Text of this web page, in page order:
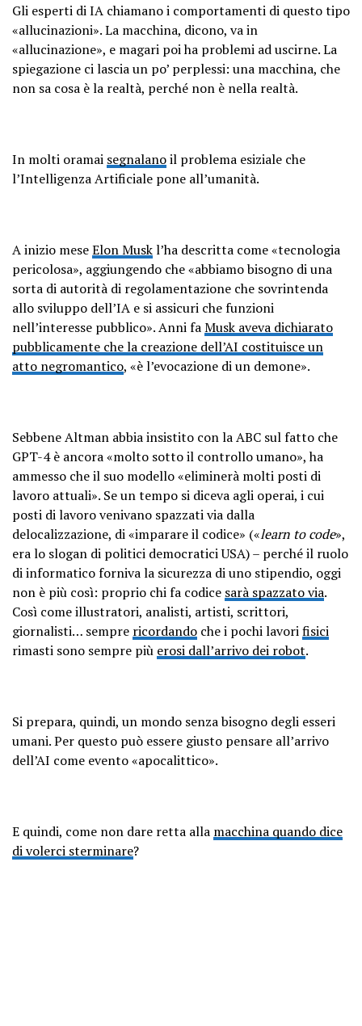
Gli esperti di IA chiamano i comportamenti di questo tipo
«allucinazioni». La macchina, dicono, va in
«allucinazione», e magari poi ha problemi ad uscirne. La
spiegazione ci lascia un po’ perplessi: una macchina, che
non sa cosa è la realtà, perché non è nella realtà.
In molti oramai segnalanoil problema esiziale che
l’Intelligenza Artificiale pone all’umanità.
A inizio meseElon Muskl’ha descritta come «tecnologia
pericolosa», aggiungendo che «abbiamo bisogno di una
sorta di autorità di regolamentazione che sovrintenda
allo sviluppo dell’IA e si assicuri che funzioni
nell’interesse pubblico». Anni faMusk aveva dichiarato
pubblicamente che la creazione dell’AI costituisce un
atto negromantico, «è l’evocazione di un demone».
Sebbene Altman abbia insistito con la ABC sul fatto che
GPT-4 è ancora «molto sotto il controllo umano», ha
ammesso che il suo modello «eliminerà molti posti di
lavoro attuali». Se un tempo si diceva agli operai, i cui
posti di lavoro venivano spazzati via dalla
delocalizzazione, di «imparare il codice» («learn to code»,
era lo slogan di politici democratici USA) – perché il ruolo
di informatico forniva la sicurezza di uno stipendio, oggi
non è più così: proprio chi fa codice sarà spazzato via.
Così come illustratori, analisti, artisti, scrittori,
giornalisti… sempre ricordando che i pochi lavorifisici
rimasti sono sempre più erosi dall’arrivo dei robot.
Si prepara, quindi, un mondo senza bisogno degli esseri
umani. Per questo può essere giusto pensare all’arrivo
dell’AI come evento «apocalittico».
E quindi, come non dare retta alla macchina quando dice
di volerci sterminare?